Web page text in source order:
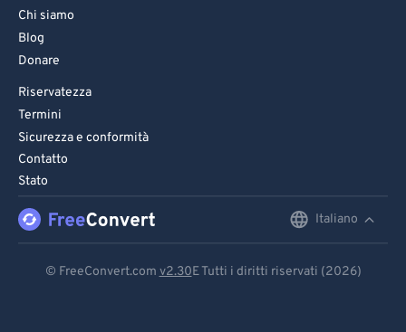
Chi siamo
Blog
Donare
Riservatezza
Termini
Sicurezza e conformità
Contatto
Stato
Italiano
© FreeConvert.com v2.30E Tutti i diritti riservati (2026)